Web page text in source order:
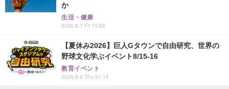
か
生活・健康
2026.8.7 Fri 15:52
【夏休み2026】巨人Gタウンで自由研究、世界の
野球文化学ぶイベント8/15-16
教育イベント
2026.8.6 Thu 21:15